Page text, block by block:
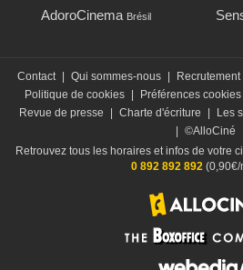
AdoroCinema Brésil
Contact | Qui sommes-nous | Recrutement
Politique de cookies | Préférences cookies
Revue de presse
| Charte d'écriture | Les
| ©AlloCiné
Retrouvez tous les horaires et infos de votre
0 892 892 892 (0,90€/